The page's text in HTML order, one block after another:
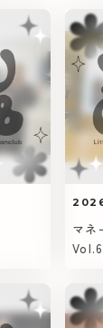
マネ